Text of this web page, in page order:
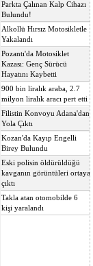
Parkta Çalınan Kalp Cihazı
Bulundu!
Alkollü Hırsız Motosikletle
Yakalandı
Pozantı'da Motosiklet
Kazası: Genç Sürücü
Hayatını Kaybetti
900 bin liralık araba, 2.7
milyon liralık aracı pert etti
Filistin Konvoyu Adana'dan
Yola Çıktı
Kozan'da Kayıp Engelli
Birey Bulundu
Eski polisin öldürüldüğü
kavganın görüntüleri ortaya
çıktı
Takla atan otomobilde 6
kişi yaralandı